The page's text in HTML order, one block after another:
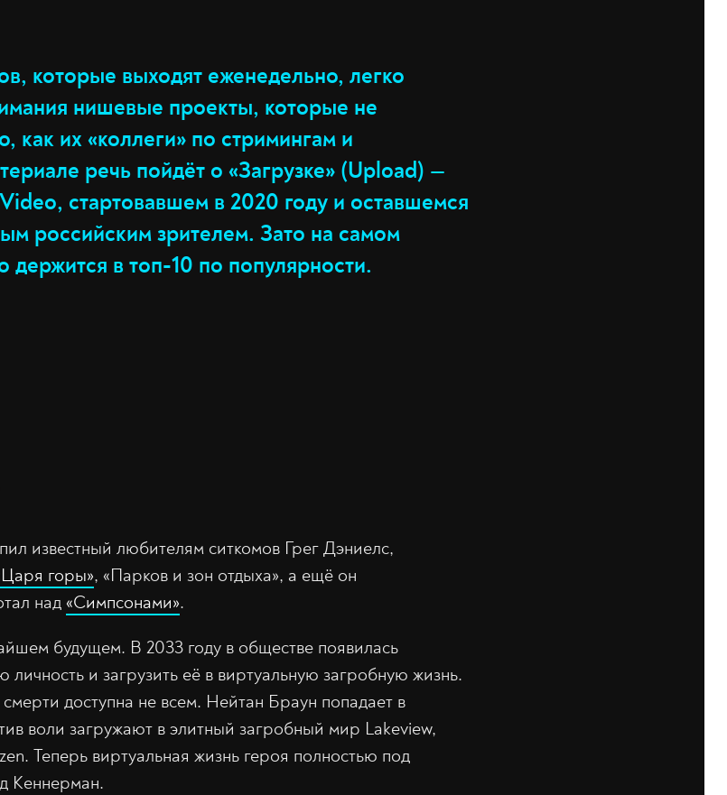
которые выходят еженедельно, легко
нишевые проекты, которые не
как их «коллеги» по стримингам и
речь пойдёт о «Загрузке» (Upload) —
стартовавшем в 2020 году и оставшемся
российским зрителем. Зато на самом
держится в топ-10 по популярности.
известный любителям ситкомов Грег Дэниелс,
горы», «Парков и зон отдыха», а ещё он
над «Симпсонами».
будущем. В 2033 году в обществе появилась
и загрузить её в виртуальную загробную жизнь.
доступна не всем. Нейтан Браун попадает в
воли загружают в элитный загробный мир Lakeview,
Теперь виртуальная жизнь героя полностью под
Кеннерман.